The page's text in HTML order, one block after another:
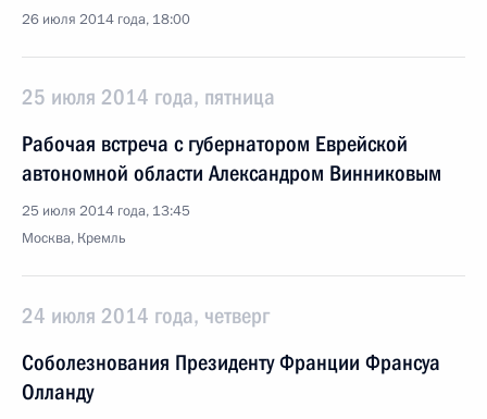
26 июля 2014 года, 18:00
25 июля 2014 года, пятница
Рабочая встреча с губернатором Еврейской
автономной области Александром Винниковым
25 июля 2014 года, 13:45
Москва, Кремль
24 июля 2014 года, четверг
Соболезнования Президенту Франции Франсуа
Олланду